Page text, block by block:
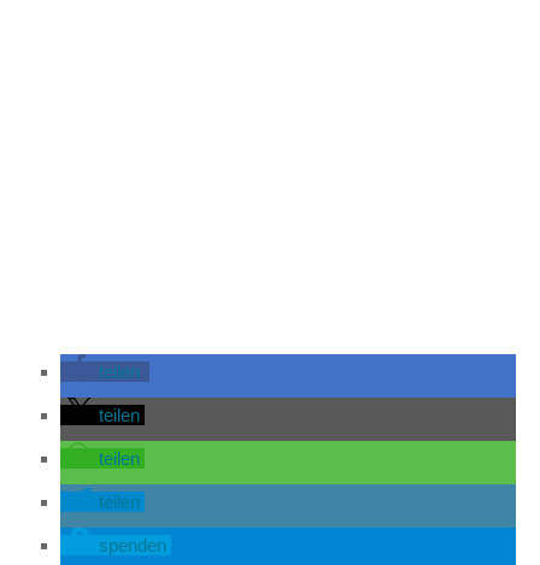
teilen
teilen
teilen
teilen
spenden